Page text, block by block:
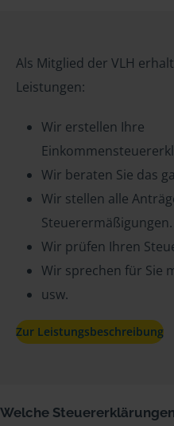
Als Mitglied der VLH
Leistungen:
Wir erstellen Ihre
Wir beraten Sie das
Wir stellen alle
Steuerermäßigungen.
Wir prüfen Ihren
Wir sprechen für Sie
usw.
Zur Leistungsbeschreibung
Welche